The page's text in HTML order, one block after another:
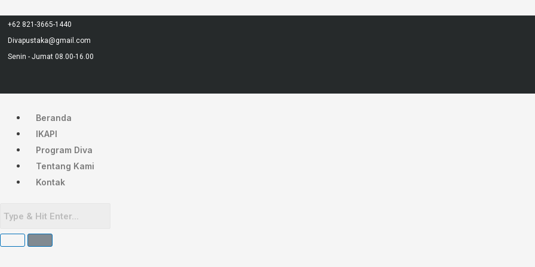
ke
konten
+62 821-3665-1440
Divapustaka@gmail.com
Senin - Jumat 08.00-16.00
Beranda
IKAPI
Program Diva
Tentang Kami
Kontak